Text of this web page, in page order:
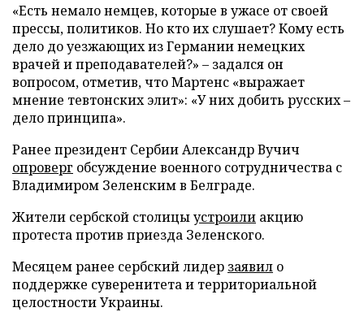
«Есть немало немцев, которые в ужасе от своей
прессы, политиков. Но кто их слушает? Кому есть
дело до уезжающих из Германии немецких
врачей и преподавателей?» – задался он
вопросом, отметив, что Мартенс «выражает
мнение тевтонских элит»: «У них добить русских –
дело принципа».
Ранее президент Сербии Александр Вучич
опроверг обсуждение военного сотрудничества с
Владимиром Зеленским в Белграде.
Жители сербской столицыустроили акцию
протеста против приезда Зеленского.
Месяцем ранее сербский лидер заявил о
поддержке суверенитета и территориальной
целостности Украины.